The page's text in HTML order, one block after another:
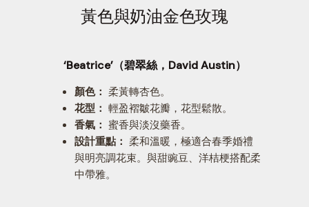
黃色與奶油金色玫瑰
‘Beatrice’（碧翠絲，David Austin）
顏色： 柔黃轉杏色。
花型： 輕盈褶皺花瓣，花型鬆散。
香氣： 蜜香與淡沒藥香。
設計重點： 柔和溫暖，極適合春季婚禮
與明亮調花束。與甜豌豆、洋桔梗搭配柔
中帶雅。